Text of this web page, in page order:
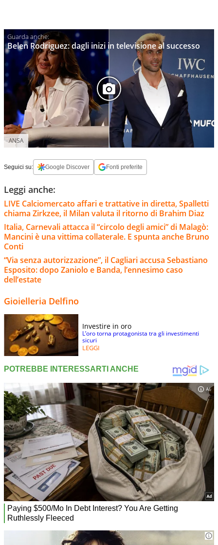
Belen Rodriguez: dagli inizi in televisione al successo
ANSA
Seguici su: Google Discover Fonti preferite
Leggi anche:
LIVE Calciomercato affari e trattative in diretta, Spalletti
chiama Zirkzee, il Milan valuta il ritorno di Brahim Diaz
Italia, Carnevali attacca il “circolo degli amici” di Malagò:
Mancini è una vittima collaterale. E spunta anche Bruno
Conti
“Via senza autorizzazione”, il Cagliari accusa Sebastiano
Esposito: dopo Zaniolo e Banda, l’ennesimo caso
dell’estate
Gioielleria Delfino
Investire in oro
L’oro torna protagonista tra gli investimenti
sicuri
LEGGI